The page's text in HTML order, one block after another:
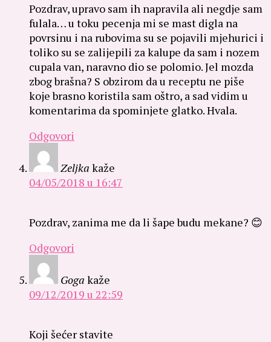
Pozdrav, upravo sam ih napravila ali negdje sam
fulala… u toku pecenja mi se mast digla na
povrsinu i na rubovima su se pojavili mjehurici i
toliko su se zalijepili za kalupe da sam i nozem
cupala van, naravno dio se polomio. Jel mozda
zbog brašna? S obzirom da u receptu ne piše
koje brasno koristila sam oštro, a sad vidim u
komentarima da spominjete glatko. Hvala.
Odgovori
Zeljka kaže
04/05/2018 u 16:47
Pozdrav, zanima me da li šape budu mekane? 😊
Odgovori
Goga kaže
09/12/2019 u 22:59
Koji šećer stavite